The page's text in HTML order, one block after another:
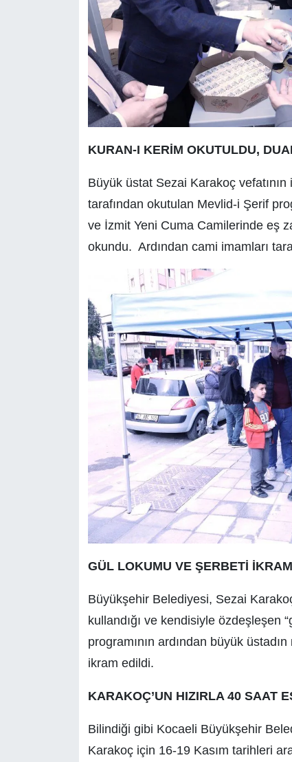
KURAN-I KERİM OKUTULDU,
Büyük üstat Sezai Karakoç
tarafından okutulan Mevlid-i Şerif
ve İzmit Yeni Cuma Camilerinde eş
okundu. Ardından cami imamları
GÜL LOKUMU VE ŞERBETİ
Büyükşehir Belediyesi, Sezai
kullandığı ve kendisiyle özdeşleşen
programının ardından büyük
ikram edildi.
KARAKOÇ’UN HIZIRLA 40 SAAT
Bilindiği gibi Kocaeli Büyükşehir
Karakoç için 16-19 Kasım tarihleri